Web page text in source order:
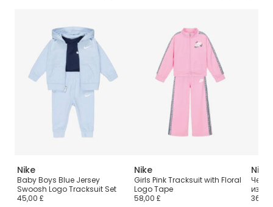
Nike
Baby Boys Blue Jersey
Swoosh Logo Tracksuit Set
45,00 £
Nike
Girls Pink Tracksuit with Floral
Logo Tape
58,00 £
Nike
из
36,00